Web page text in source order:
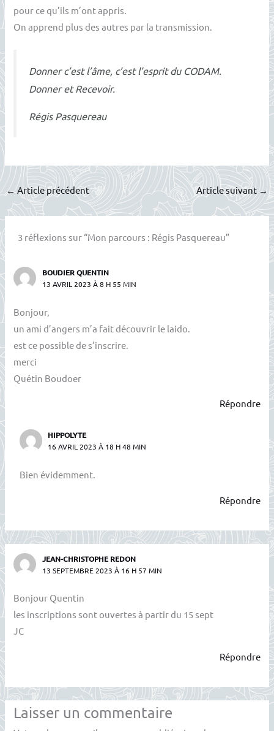
pour ce qu’ils m’ont appris.
On apprend plus des autres par la transmission.
Donner c’est l’âme, c’est l’esprit du CODAM.
Donner et Recevoir.
Régis Pasquereau
←Article précédent Article suivant →
3 réflexions sur “Mon parcours : Régis Pasquereau”
BOUDIER QUENTIN
13 AVRIL 2023 À 8 H 55 MIN
Bonjour,
un ami d’angers m’a fait découvrir le laido.
est ce possible de s’inscrire.
merci
Quétin Boudoer
Répondre
HIPPOLYTE
16 AVRIL 2023 À 18 H 48 MIN
Bien évidemment.
Répondre
JEAN-CHRISTOPHE REDON
13 SEPTEMBRE 2023 À 16 H 57 MIN
Bonjour Quentin
les inscriptions sont ouvertes à partir du 15 sept
JC
Répondre
Laisser un commentaire